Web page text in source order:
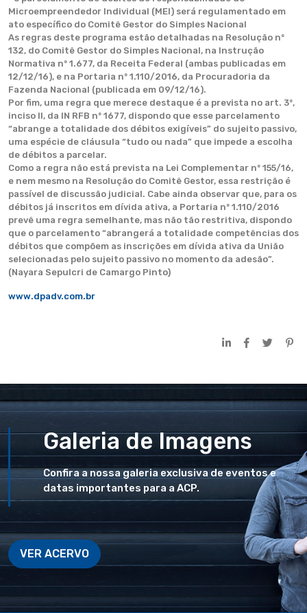
Microempreendedor Individual (MEI) será regulamentado em
ato específico do Comitê Gestor do Simples Nacional
As regras deste programa estão detalhadas na Resolução nº
132, do Comitê Gestor do Simples Nacional, na Instrução
Normativa nº 1.677, da Receita Federal (ambas publicadas em
12/12/16), e na Portaria nº 1.110/2016, da Procuradoria da
Fazenda Nacional (publicada em 09/12/16).
Por fim, uma regra que merece destaque é a prevista no art. 3º,
inciso II, da IN RFB nº 1677, dispondo que esse parcelamento
“abrange a totalidade dos débitos exigíveis” do sujeito passivo,
uma espécie de cláusula “tudo ou nada” que impede a escolha
de débitos a parcelar.
Como a regra não está prevista na Lei Complementar nº 155/16,
e nem mesmo na Resolução do Comitê Gestor, essa restrição é
passível de discussão judicial. Cabe ainda observar que, para os
débitos já inscritos em dívida ativa, a Portaria nº 1.110/2016
prevê uma regra semelhante, mas não tão restritiva, dispondo
que o parcelamento “abrangerá a totalidade competências dos
débitos que compõem as inscrições em dívida ativa da União
selecionadas pelo sujeito passivo no momento da adesão”.
(Nayara Sepulcri de Camargo Pinto)
www.dpadv.com.br
Galeria de Imagens
Confira a nossa galeria exclusiva de eventos e
datas importantes para a ACP.
VER ACERVO